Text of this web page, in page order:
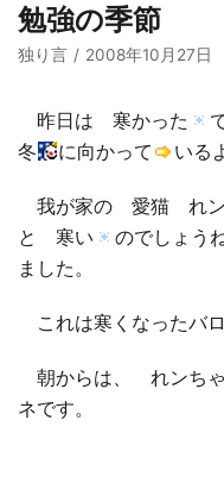
□ 河竹会について
□ よくあるご質問
□ 小学部
□ 高校部
□ 有料体験指導
実 績
□ 2019年合格体験
勉強の季節
独り言 2008年10月27日
昨日は 寒かった
冬
に向かって いる
我が家の 愛猫 れン
と 寒い
のでしょう
ました。
これは寒くなったバ
朝からは、 れンち
ネです。